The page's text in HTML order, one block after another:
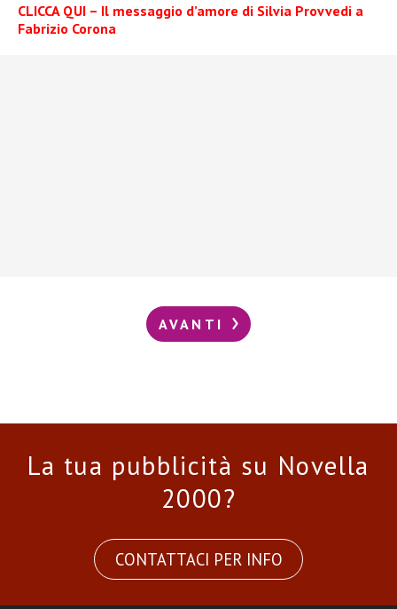
CLICCA QUI – Il messaggio d’amore di Silvia Provvedi a
Fabrizio Corona
AVANTI
La tua pubblicità su Novella
2000?
CONTATTACI PER INFO